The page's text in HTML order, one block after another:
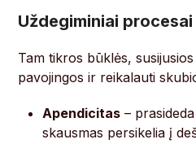
Uždegiminiai procesai
Tam tikros būklės,
pavojingos ir reikalauti
Apendicitas –
skausmas persikelia į